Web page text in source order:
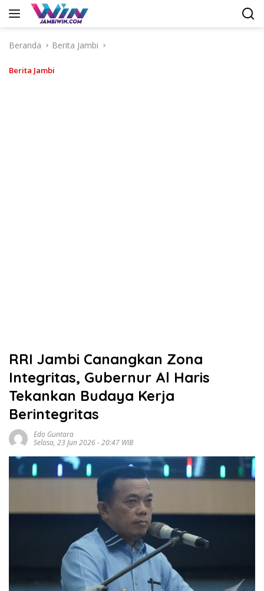
Langsung
Beranda
Berita Jambi
Berita Jambi
RRI Jambi Canangkan Zona
Integritas, Gubernur Al Haris
Tekankan Budaya Kerja
Berintegritas
Edo Guntara
Selasa, 23 Jun 2026 - 20:47 WIB